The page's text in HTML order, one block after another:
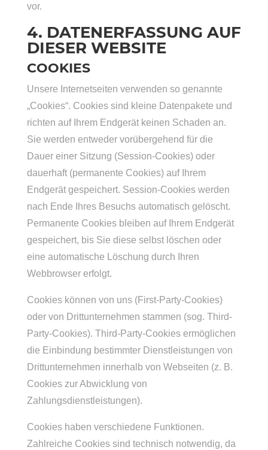
vor.
4. DATENERFASSUNG AUF
DIESER WEBSITE
COOKIES
Unsere Internetseiten verwenden so genannte
„Cookies“. Cookies sind kleine Datenpakete und
richten auf Ihrem Endgerät keinen Schaden an.
Sie werden entweder vorübergehend für die
Dauer einer Sitzung (Session-Cookies) oder
dauerhaft (permanente Cookies) auf Ihrem
Endgerät gespeichert. Session-Cookies werden
nach Ende Ihres Besuchs automatisch gelöscht.
Permanente Cookies bleiben auf Ihrem Endgerät
gespeichert, bis Sie diese selbst löschen oder
eine automatische Löschung durch Ihren
Webbrowser erfolgt.
Cookies können von uns (First-Party-Cookies)
oder von Drittunternehmen stammen (sog. Third-
Party-Cookies). Third-Party-Cookies ermöglichen
die Einbindung bestimmter Dienstleistungen von
Drittunternehmen innerhalb von Webseiten (z. B.
Cookies zur Abwicklung von
Zahlungsdienstleistungen).
Cookies haben verschiedene Funktionen.
Zahlreiche Cookies sind technisch notwendig, da